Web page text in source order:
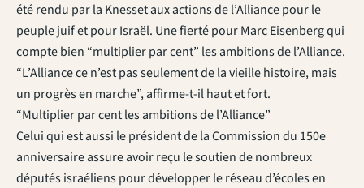
été rendu par la Knesset aux actions de l’Alliance pour le
peuple juif et pour Israël. Une fierté pour Marc Eisenberg qui
compte bien “multiplier par cent” les ambitions de l’Alliance.
“L’Alliance ce n’est pas seulement de la vieille histoire, mais
un progrès en marche”, affirme-t-il haut et fort.
“Multiplier par cent les ambitions de l’Alliance”
Celui qui est aussi le président de la Commission du 150e
anniversaire assure avoir reçu le soutien de nombreux
députés israéliens pour développer le réseau d’écoles en